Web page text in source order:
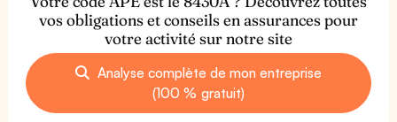
vos obligations et conseils en assurances pour
votre activité sur notre site
Analyse complète de mon entreprise
(100 % gratuit)